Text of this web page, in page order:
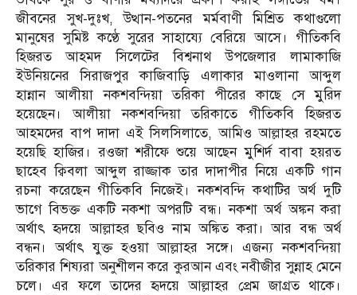
জীবনের সুখ-দুঃখ, উত্থান-পতনের মর্মবাণী মিশ্রিত কথাগুলো
মানুষের সুমিষ্ট কণ্ঠে সুরের সাহায্যে বেরিয়ে আসে। গীতিকবি
হিজরত আহমদ সিলেটের বিশ্বনাথ উপজেলার লামাকাজি
ইউনিয়নের সিরাজপুর কাজিবাড়ি এলাকার মাওলানা আব্দুল
হান্নান আলীয়া নকশবন্দিয়া তরিকা পীরের কাছে সে মুরিদ
হয়েছেন। আলীয়া নকশবন্দিয়া তরিকাতে গীতিকবি হিজরত
আহমদের বাপ দাদা এই সিলসিলাতে, আমিও আল্লাহর রহমতে
হয়েছি হাজির। রওজা শরীফে শুয়ে আছেন মুশির্দ বাবা হয়রত
ছাহেব ক্বিবলা আব্দুল রাজ্জাক তার দাদাপীর নিয়ে একটি গান
রচনা করেছেন গীতিকবি নিজেই। নকশবন্দি কথাটির অর্থ দুটি
ভাগে বিভক্ত একটি নকশা অপরটি বন্ধ। নকশা অর্থ অঙ্কন করা
অর্থাৎ হৃদয়ে আল্লাহর ছবিও নাম অঙ্কিত করা। আর বন্ধ অর্থ
বন্ধন। অর্থাৎ যুক্ত হওয়া আল্লাহর সঙ্গে। এজন্য নকশবন্দিয়া
তরিকার শিষ্যরা অনুশীলন করে কুরআন এবং নবীজীর সুন্নাহ মেনে
চলে। এর ফলে তাদের হৃদয়ে আল্লাহর প্রেম জাগ্রত থাকে।